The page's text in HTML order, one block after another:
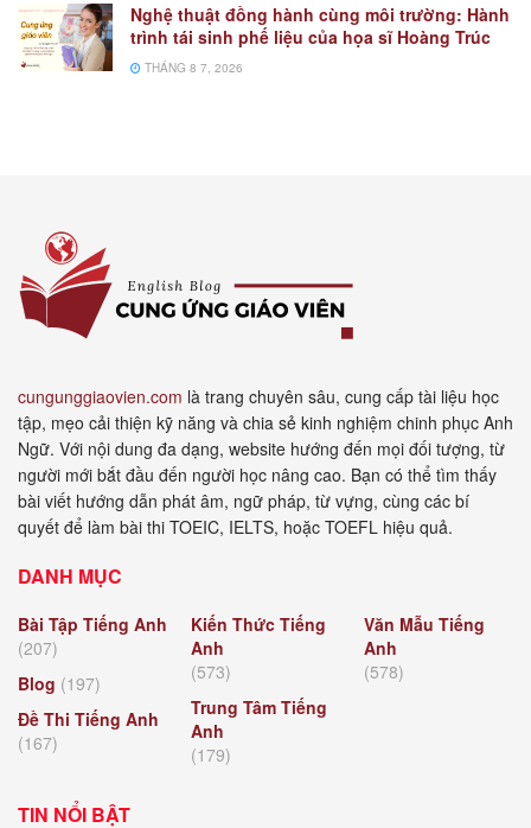
Nghệ thuật đồng hành cùng môi trường: Hành
trình tái sinh phế liệu của họa sĩ Hoàng Trúc
THÁNG 8 7, 2026
cungunggiaovien.com là trang chuyên sâu, cung cấp tài liệu học
tập, mẹo cải thiện kỹ năng và chia sẻ kinh nghiệm chinh phục Anh
Ngữ. Với nội dung đa dạng, website hướng đến mọi đối tượng, từ
người mới bắt đầu đến người học nâng cao. Bạn có thể tìm thấy
bài viết hướng dẫn phát âm, ngữ pháp, từ vựng, cùng các bí
quyết để làm bài thi TOEIC, IELTS, hoặc TOEFL hiệu quả.
DANH MỤC
Bài Tập Tiếng Anh
(207)
Blog (197)
Đề Thi Tiếng Anh
(167)
Kiến Thức Tiếng
Anh
(573)
Trung Tâm Tiếng
Anh
(179)
Văn Mẫu Tiếng
Anh
(578)
TIN NỔI BẬT